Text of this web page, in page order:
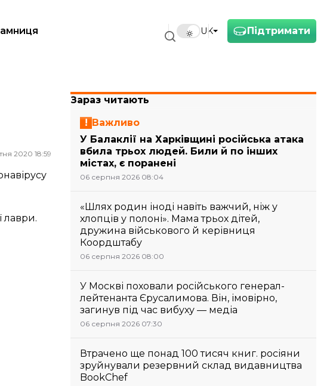
Підтримати
UK
2020 18:59
лаври.
Зараз читають
Важливо
У Балаклії на Харківщині російська атака
вбила трьох людей. Били й по інших
містах, є поранені
06 серпня 2026 08:04
«Шлях родин іноді навіть важчий, ніж у
хлопців у полоні». Мама трьох дітей,
дружина військового й керівниця
Коордштабу
06 серпня 2026 08:00
У Москві поховали російського генерал-
лейтенанта Єрусалимова. Він, імовірно,
загинув під час вибуху — медіа
06 серпня 2026 07:30
Втрачено ще понад 100 тисяч книг. росіяни
зруйнували резервний склад видавництва
BookChef